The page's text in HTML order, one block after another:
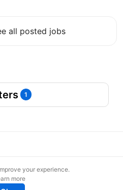
all posted jobs
1
your experience.
more